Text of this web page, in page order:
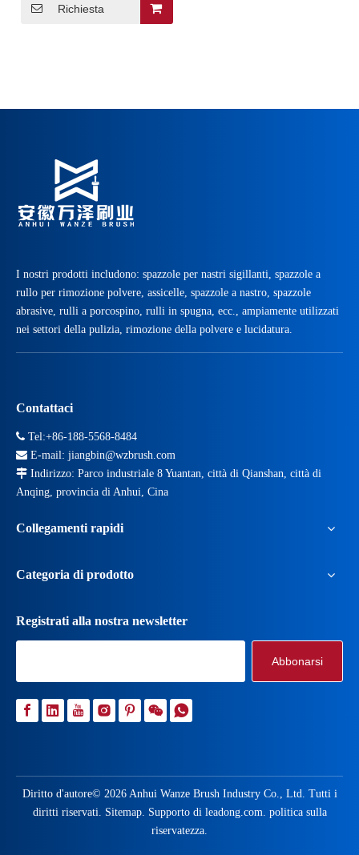
Richiesta
I nostri prodotti includono: spazzole per nastri sigillanti, spazzole a
rullo per rimozione polvere, assicelle, spazzole a nastro, spazzole
abrasive, rulli a porcospino, rulli in spugna, ecc., ampiamente utilizzati
nei settori della pulizia, rimozione della polvere e lucidatura.
Contattaci
 Tel:+86-188-5568-8484
 E-mail: jiangbin@wzbrush.com
 Indirizzo: Parco industriale 8 Yuantan, città di Qianshan, città di
Anqing, provincia di Anhui, Cina
Collegamenti rapidi
Categoria di prodotto
Registrati alla nostra newsletter
Abbonarsi
Diritto d'autore© 2026Anhui Wanze Brush Industry Co., Ltd. Tutti i
diritti riservati. Sitemap. Supporto di leadong.com. politica sulla
riservatezza.